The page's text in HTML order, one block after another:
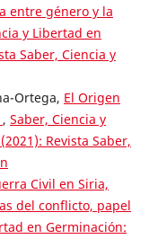
entre género y la
y Libertad en
Saber, Ciencia y
Ortega, El Origen
, Saber, Ciencia y
Revista Saber,
Civil en Siria,
del conflicto, papel
en Germinación: